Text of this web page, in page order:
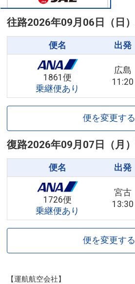
往路2026年09月06日（日）
便名 出発
1861便
乗継便あり
広島
11:20
便を変更する
復路2026年09月07日（月）
便名 出発
1726便
乗継便あり
宮古
13:30
便を変更する
【運航航空会社】